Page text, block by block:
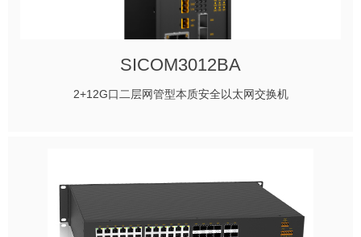
SICOM3012BA
2+12G口二层网管型本质安全以太网交换机